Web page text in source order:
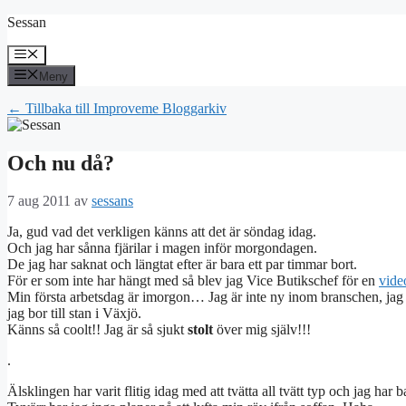
Hoppa
innehåll
Sessan
Meny
Meny
← Tillbaka till Improveme Bloggarkiv
Och nu då?
7 aug 2011 av sessans
Ja, gud vad det verkligen känns att det är söndag idag.
Och jag har sånna fjärilar i magen inför morgondagen.
De jag har saknat och längtat efter är bara ett par timmar bort.
För er som inte har hängt med så blev jag Vice Butikschef för en
Min första arbetsdag är imorgon… Jag är inte ny inom branschen,
jag bor till stan i Växjö.
Känns så coolt!! Jag är så sjuktstoltöver mig själv!!!
.
Älsklingen har varit flitig idag med att tvätta all tvätt typ och jag har